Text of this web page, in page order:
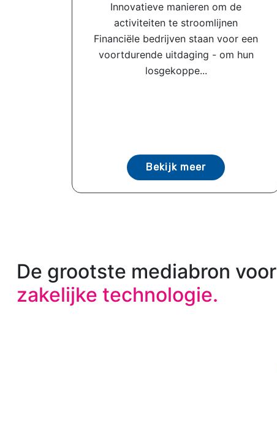
Innovatieve manieren om de
activiteiten te stroomlijnen
Financiële bedrijven staan ​​voor een
voortdurende uitdaging - om hun
losgekoppe...
Bekijk meer
De grootste mediabron voor
zakelijke technologie.